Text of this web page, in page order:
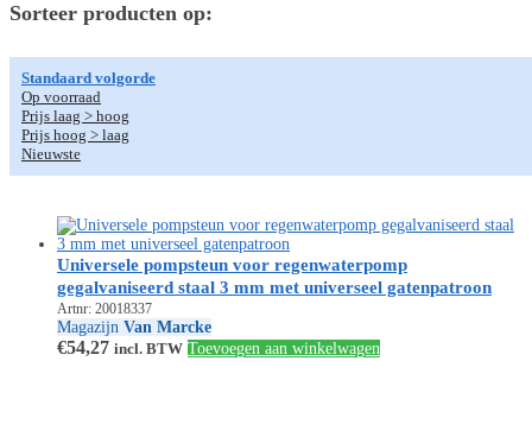
Sorteer producten op:
Standaard volgorde
Op voorraad
Prijs laag > hoog
Prijs hoog > laag
Nieuwste
Universele pompsteun voor regenwaterpomp
gegalvaniseerd staal 3 mm met universeel gatenpatroon
Artnr: 20018337
Magazijn Van Marcke
€54,27 incl. BTW Toevoegen aan winkelwagen